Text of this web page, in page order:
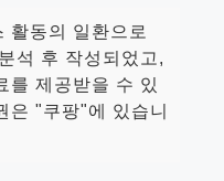
활동의 일환으로
석 후 작성되었고,
를 제공받을 수 있
은 "쿠팡"에 있습니